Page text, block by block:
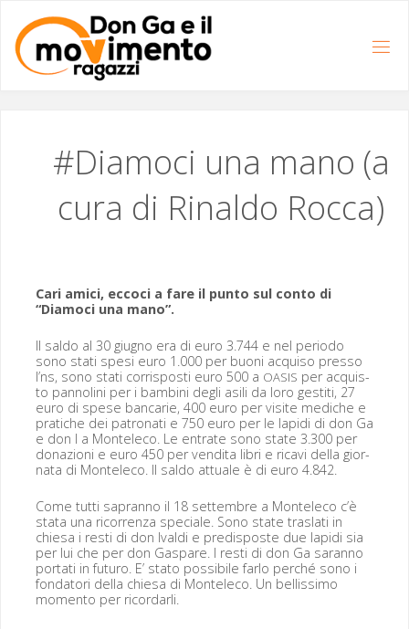
contenuto
#Diamoci una mano (a
cura di Rinaldo Rocca)
Cari ami­ci, ecco­ci a fare il pun­to sul con­to di
“Diamo­ci una mano”.
Il sal­do al 30 giug­no era di euro 3.744 e nel peri­o­do
sono sta­ti spe­si euro 1.000 per buoni acquiso pres­so
I’ns, sono sta­ti cor­risposti euro 500 a OASIS per acquis­
to pan­no­li­ni per i bam­bi­ni degli asili da loro gesti­ti, 27
euro di spese ban­car­ie, 400 euro per vis­ite mediche e
pratiche dei patronati e 750 euro per le lapi­di di don Ga
e don I a Mon­t­ele­co. Le entrate sono state 3.300 per
don­azioni e euro 450 per ven­di­ta lib­ri e ricavi del­la gior­
na­ta di Mon­t­ele­co. Il sal­do attuale è di euro 4.842.
Come tut­ti sapran­no il 18 set­tem­bre a Mon­t­ele­co c’è
sta­ta una ricor­ren­za spe­ciale. Sono state traslati in
chiesa i resti di don Ival­di e pre­dis­poste due lapi­di sia
per lui che per don Gas­pare. I resti di don Ga saran­no
por­tati in futuro. E’ sta­to pos­si­bile far­lo per­ché sono i
fonda­tori del­la chiesa di Mon­t­ele­co. Un bel­lis­si­mo
momen­to per ricordarli.